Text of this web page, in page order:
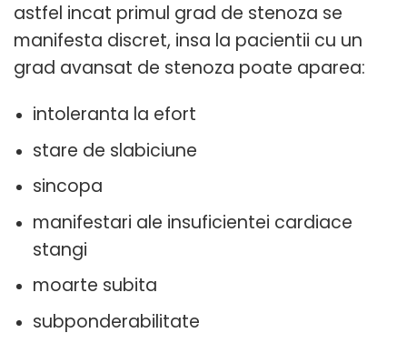
astfel incat primul grad de stenoza se
manifesta discret, insa la pacientii cu un
grad avansat de stenoza poate aparea:
intoleranta la efort
stare de slabiciune
sincopa
manifestari ale insuficientei cardiace
stangi
moarte subita
subponderabilitate